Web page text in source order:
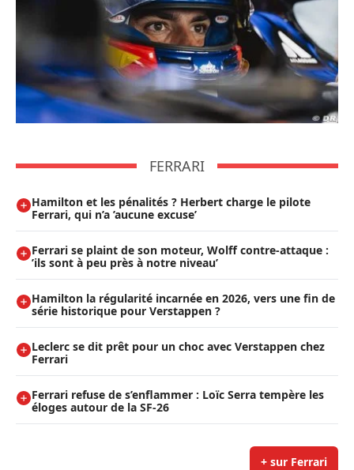
FERRARI
Hamilton et les pénalités ? Herbert charge le pilote
Ferrari, qui n’a ’aucune excuse’
Ferrari se plaint de son moteur, Wolff contre-attaque :
’ils sont à peu près à notre niveau’
Hamilton la régularité incarnée en 2026, vers une fin de
série historique pour Verstappen ?
Leclerc se dit prêt pour un choc avec Verstappen chez
Ferrari
Ferrari refuse de s’enflammer : Loïc Serra tempère les
éloges autour de la SF-26
+ sur Ferrari